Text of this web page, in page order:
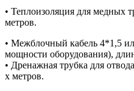
• Теплоизоляция для медных
метров.
• Межблочный кабель 4*1,5
мощности оборудования),
• Дренажная трубка для
х метров.